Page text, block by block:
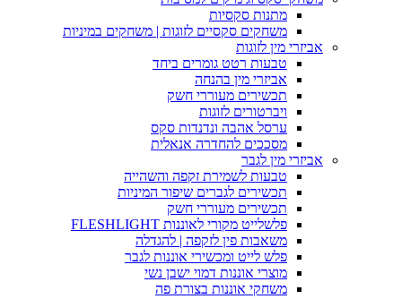
מתנות סקסיות
משחקים סקסיים לזוגות | משחקים במיניות
אביזרי מין לזוגות
טבעות רטט גומרים ביחד
אביזרי מין בהנחה
תכשירים מעוררי חשק
ויברטורים לזוגות
ערסל אהבה ונדנדות סקס
מסככים להחדרה אנאלית
אביזרי מין לגבר
טבעות לשמירת זקפה והשהייה
תכשירים לגברים שיפור המיניות
תכשירים מעוררי חשק
פלשלייט מקורי לאוננות FLESHLIGHT
משאבות פין לזקפה | להגדלה
פלש לייט ומכשירי אוננות לגבר
מוצרי אוננות דמוי ישבן נשי
משחקי אוננות בצורת פה